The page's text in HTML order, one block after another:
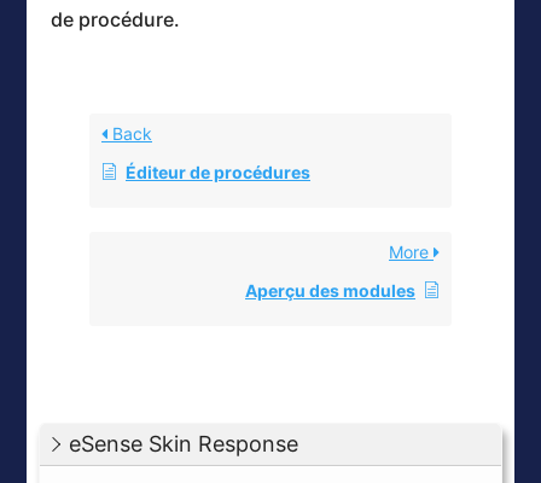
eSense Skin Response
de procédure.
Back
Éditeur de procédures
More
Aperçu des modules